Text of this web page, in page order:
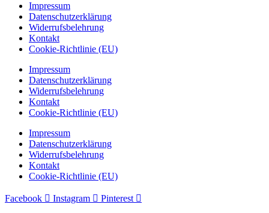
Impressum
Datenschutzerklärung
Widerrufsbelehrung
Kontakt
Cookie-Richtlinie (EU)
Impressum
Datenschutzerklärung
Widerrufsbelehrung
Kontakt
Cookie-Richtlinie (EU)
Impressum
Datenschutzerklärung
Widerrufsbelehrung
Kontakt
Cookie-Richtlinie (EU)
Facebook Instagram Pinterest